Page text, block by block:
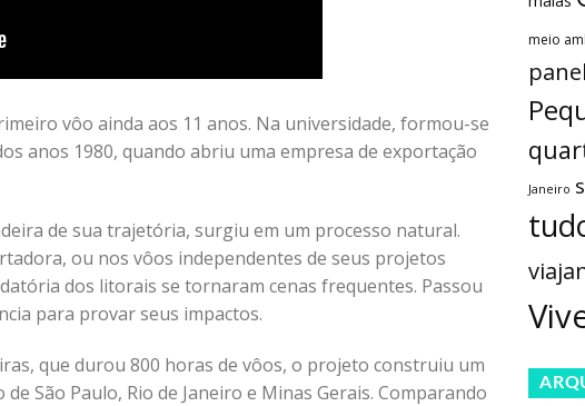
vôo ainda aos 11 anos. Na universidade, formou-se
anos 1980, quando abriu uma empresa de exportação
de sua trajetória, surgiu em um processo natural.
ou nos vôos independentes de seus projetos
dos litorais se tornaram cenas frequentes. Passou
para provar seus impactos.
que durou 800 horas de vôos, o projeto construiu um
São Paulo, Rio de Janeiro e Minas Gerais. Comparando
meio
Janeiro